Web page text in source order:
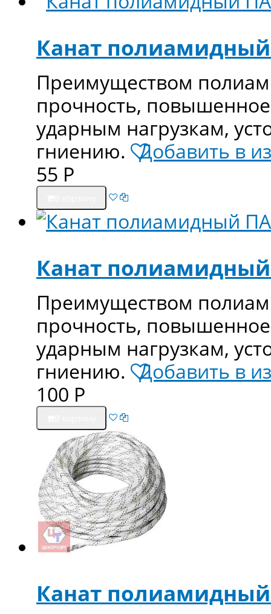
Канат
Преимуществом
прочность,
ударным нагрузкам,
гниению. Добавить в
55 Р
Канат
Преимуществом
прочность,
ударным нагрузкам,
гниению. Добавить в
100 Р
Канат